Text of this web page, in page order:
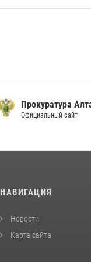
Прокуратура
Официальный сайт
НАВИГАЦИЯ
Новости
Карта сайта